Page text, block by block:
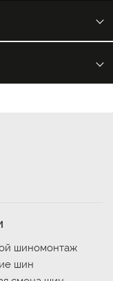
шиномонтаж
шин